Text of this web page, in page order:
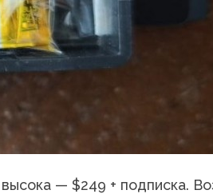
— $249 + подписка.